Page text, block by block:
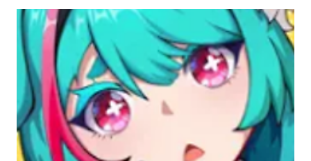
콜키니치, 에밀리, 두린, 니콜아를레키노, 니콜, 슈브르즈, 피슬바레사,
니콜, 두린, 얀사 무기 추천5성 일곱빛 계시(전무)학의여음(한운 전무)4
성맹세의눈동자 성유물 하늘의 은총 4세트 이번 새로운 성유물로 니콜의
버프는 공격력 4000이 되면 최대치이기 때문에 공격력을 위주로 맞춰주
면 됩니다. 특성마도팟 사용시특성 1 10 10 비마도팟 사용시1 ..